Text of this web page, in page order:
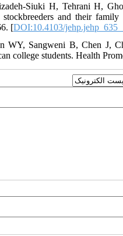
Siuki H, Tehrani H,
stockbreeders and their
[DOI:10.4103/
WY, Sangweni B, Chen J,
college students. Health